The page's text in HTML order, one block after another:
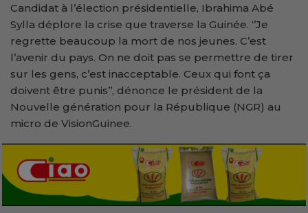
Candidat à l’élection présidentielle, Ibrahima Abé
Sylla déplore la crise que traverse la Guinée. ‘’Je
regrette beaucoup la mort de nos jeunes. C’est
l’avenir du pays. On ne doit pas se permettre de tirer
sur les gens, c’est inacceptable. Ceux qui font ça
doivent être punis’’, dénonce le président de la
Nouvelle génération pour la République (NGR) au
micro de VisionGuinee.